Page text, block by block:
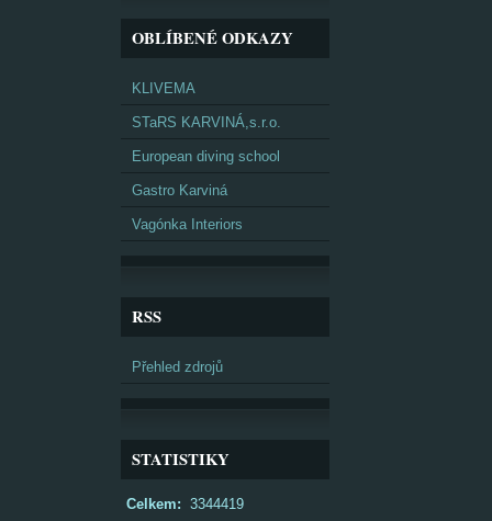
OBLÍBENÉ ODKAZY
KLIVEMA
STaRS KARVINÁ,s.r.o.
European diving school
Gastro Karviná
Vagónka Interiors
RSS
Přehled zdrojů
STATISTIKY
Celkem: 3344419